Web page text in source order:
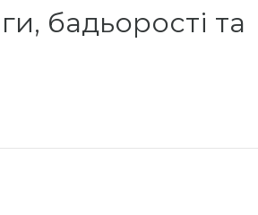
бадьорості та